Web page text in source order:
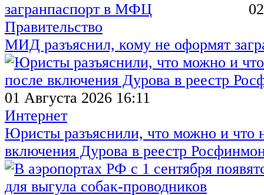
Правительство
МИД разъяснил, кому не оформят
01 Августа 2026 16:11
Интернет
Юристы разъяснили, что можно и что
включения Дурова в реестр